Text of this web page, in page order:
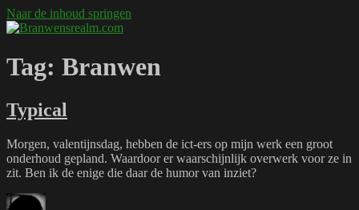
Naar de inhoud springen
Tag: Branwen
Typical
Morgen, valentijnsdag, hebben de ict-ers op mijn werk een groot
onderhoud gepland. Waardoor er waarschijnlijk overwerk voor ze in
zit. Ben ik de enige die daar de humor van inziet?